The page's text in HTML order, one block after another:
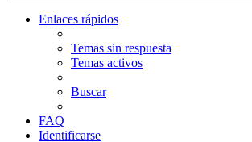
Enlaces rápidos
Temas sin respuesta
Temas activos
Buscar
FAQ
Identificarse